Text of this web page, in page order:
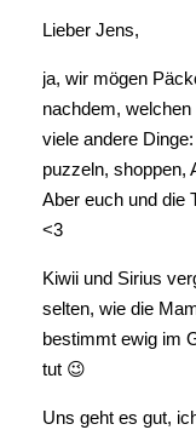
Lieber Jens,
ja, wir mögen
nachdem,
viele andere
puzzeln, shoppen,
Aber euch und die
<3
Kiwii und Sirius
selten, wie die
bestimmt ewig im
tut 😉
Uns geht es gut,